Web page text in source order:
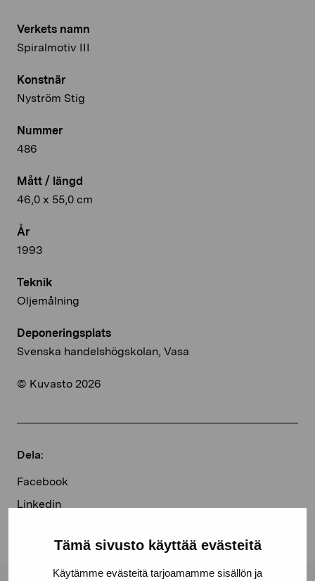
Tämä sivusto käyttää evästeitä
Käytämme evästeitä tarjoamamme sisällön ja
Verkets namn
Spiralmotiv III
Konstnär
Nyström Stig
Nummer
486
Mått / längd
46,0 x 55,0 cm
År
1993
Teknik
Oljemålning
Deponeringsplats
Svenska handelshögskolan, Vasa
© Kuvasto 2026
Dela:
Facebook
Linkedin